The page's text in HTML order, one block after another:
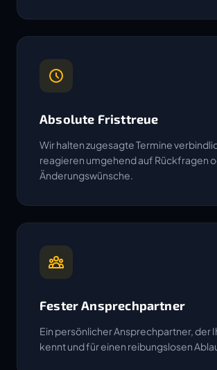
Absolute Fristtreue
Wir halten zugesagte Termine
reagieren umgehend auf Rückfragen
Änderungswünsche.
Fester Ansprechpartner
Ein persönlicher Ansprechpartner, der
kennt und für einen reibungslosen